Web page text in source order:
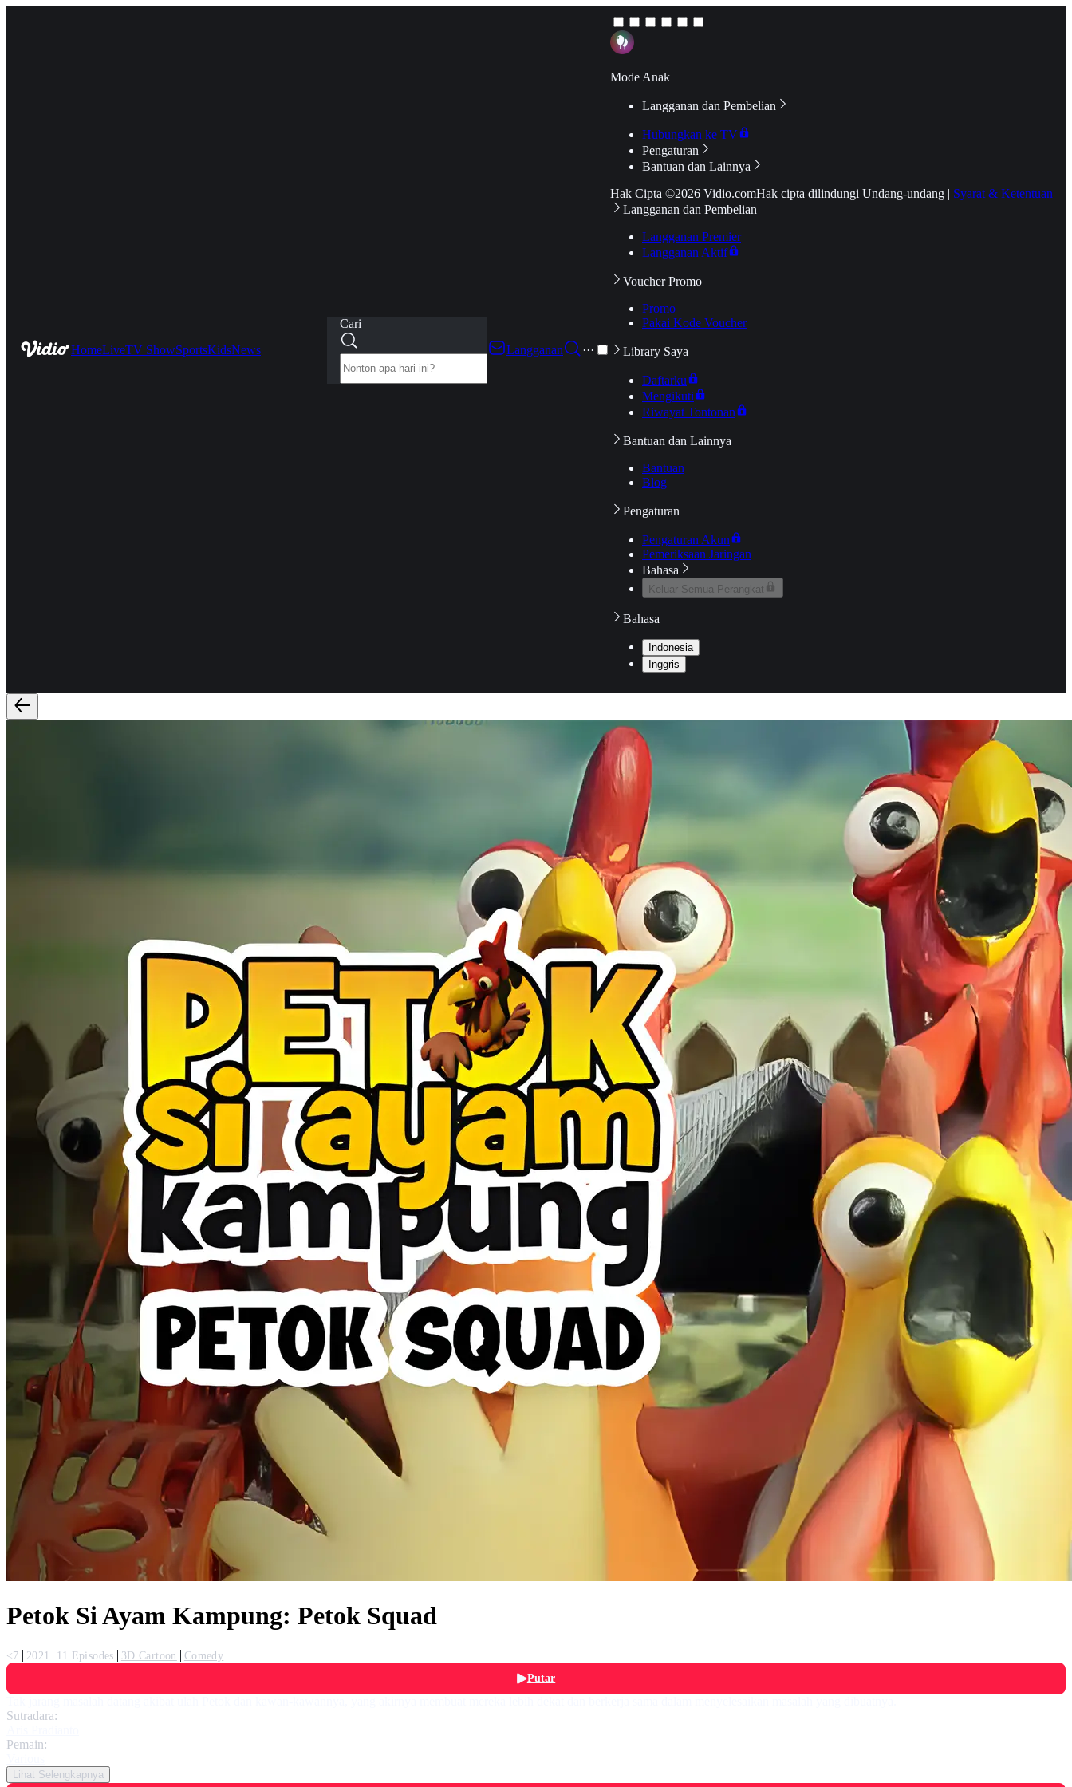
HomeLiveTV ShowSportsKidsNews
Cari
Langganan
···
Mode Anak
Langganan dan Pembelian
Hubungkan ke TV
Pengaturan
Bantuan dan Lainnya
Hak Cipta ©2026 Vidio.comHak cipta dilindungi Undang-undang | Syarat & Ketentuan
Langganan dan Pembelian
Langganan Premier
Langganan Aktif
Voucher Promo
Promo
Pakai Kode Voucher
Library Saya
Daftarku
Mengikuti
Riwayat Tontonan
Bantuan dan Lainnya
Bantuan
Blog
Pengaturan
Pengaturan Akun
Pemeriksaan Jaringan
Bahasa
Keluar Semua Perangkat
Bahasa
Indonesia
Inggris
Petok Si Ayam Kampung: Petok Squad
<7 2021 11 Episodes 3D Cartoon
Comedy
Putar
Sutradara:
Pemain:
Lihat Selengkapnya